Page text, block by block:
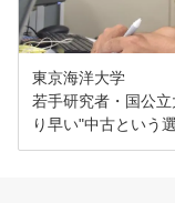
東京海洋大学
若手研究者・国公
り早い"中古という